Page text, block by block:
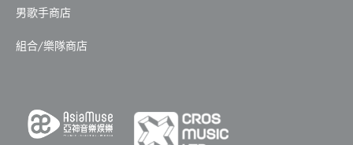
男歌手商店
組合/樂隊商店